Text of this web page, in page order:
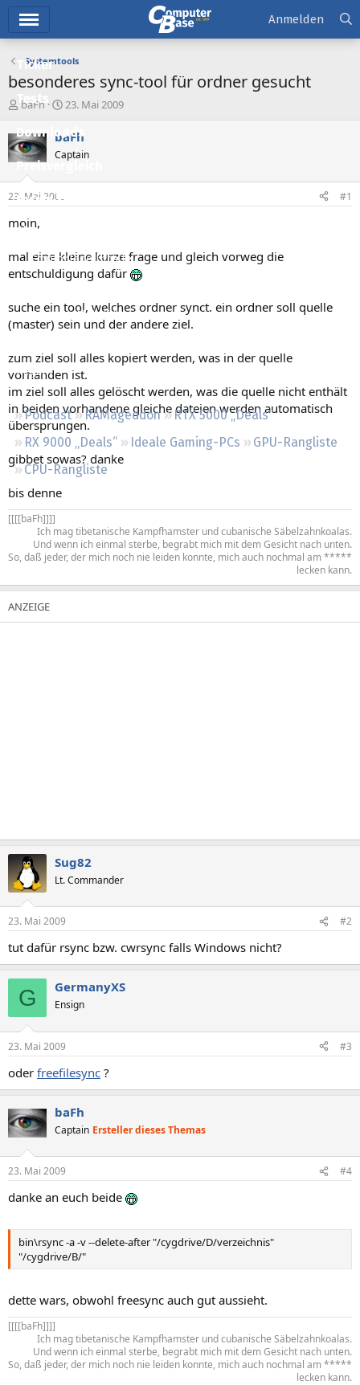
Ticker
Tests
Downloads
Preisvergleich
Forum
Aktuelles
Empfohlene Inhalte
Neueste Aktivitäten
Regeln
Podcast RAMageddon
RTX 5000 „Deals“
RX 9000 „Deals“
Ideale Gaming-PCs
GPU-Rangliste
CPU-Rangliste
Anmelden
Systemtools
besonderes sync-tool für ordner gesucht
E
s
t
e
e
r
baFh
E
s
e
t
23. Mai 2009
baFh
Captain
23. Mai 2009 #1
moin,
mal eine kleine kurze frage und gleich vorweg die
entschuldigung dafür
suche ein tool, welches ordner synct. ein ordner soll quelle
(master) sein und der andere ziel.
zum ziel soll alles kopiert werden, was in der quelle
vorhanden ist.
im ziel soll alles gelöscht werden, was die quelle nicht enthält
in beiden vorhandene gleiche dateien werden automatisch
übersprungen.
gibbet sowas? danke
bis denne
[[[[baFh]]]]​
Ich mag tibetanische Kampfhamster und cubanische Säbelzahnkoalas.
Und wenn ich einmal sterbe, begrabt mich mit dem Gesicht nach unten.
So, daß jeder, der mich noch nie leiden konnte, mich auch nochmal am *****
lecken kann.​
Sug82
Lt. Commander
23. Mai 2009 #2
tut dafür rsync bzw. cwrsync falls Windows nicht?
G GermanyXS
Ensign
23. Mai 2009 #3
oder freefilesync ?
baFh
Captain Ersteller dieses Themas
23. Mai 2009 #4
danke an euch beide
bin\rsync -a -v --delete-after "/cygdrive/D/verzeichnis"
"/cygdrive/B/"
dette wars, obwohl freesync auch gut aussieht.
[[[[baFh]]]]​
Ich mag tibetanische Kampfhamster und cubanische Säbelzahnkoalas.
Und wenn ich einmal sterbe, begrabt mich mit dem Gesicht nach unten.
So, daß jeder, der mich noch nie leiden konnte, mich auch nochmal am *****
lecken kann.​